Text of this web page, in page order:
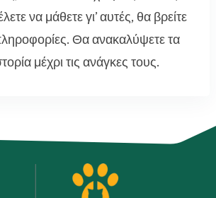
να μάθετε γι’ αυτές, θα βρείτε
Θα ανακαλύψετε τα
μέχρι τις ανάγκες τους.